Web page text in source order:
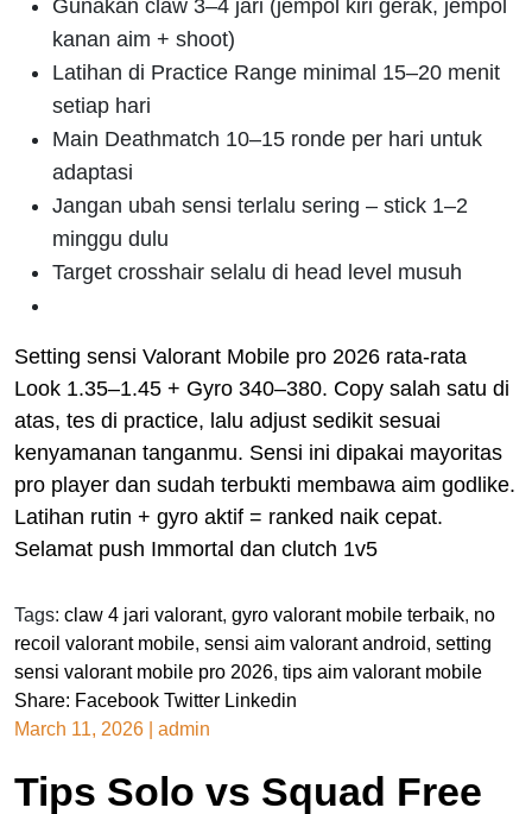
Gunakan claw 3–4 jari (jempol kiri gerak, jempol
kanan aim + shoot)
Latihan di Practice Range minimal 15–20 menit
setiap hari
Main Deathmatch 10–15 ronde per hari untuk
adaptasi
Jangan ubah sensi terlalu sering – stick 1–2
minggu dulu
Target crosshair selalu di head level musuh
Setting sensi Valorant Mobile pro 2026 rata-rata
Look 1.35–1.45 + Gyro 340–380. Copy salah satu di
atas, tes di practice, lalu adjust sedikit sesuai
kenyamanan tanganmu. Sensi ini dipakai mayoritas
pro player dan sudah terbukti membawa aim godlike.
Latihan rutin + gyro aktif = ranked naik cepat.
Selamat push Immortal dan clutch 1v5
Tags: claw 4 jari valorant, gyro valorant mobile terbaik, no
recoil valorant mobile, sensi aim valorant android, setting
sensi valorant mobile pro 2026, tips aim valorant mobile
Share: Facebook Twitter Linkedin
March 11, 2026
admin
Tips Solo vs Squad Free